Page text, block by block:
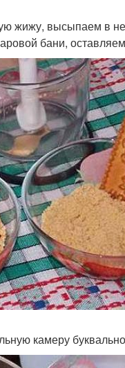
жижу, высыпаем в
бани,
камеру